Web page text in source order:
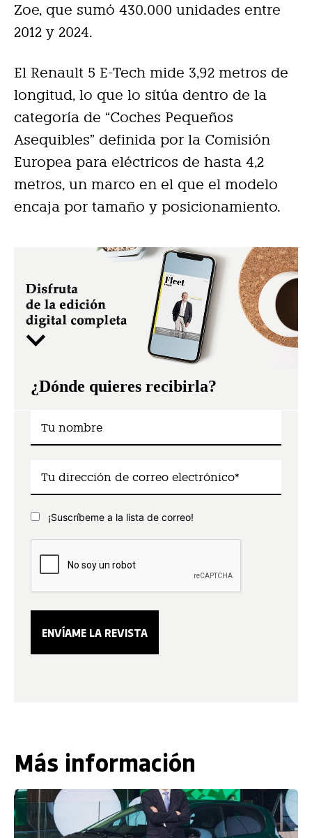
Zoe, que sumó 430.000 unidades entre
2012 y 2024.
El Renault 5 E-Tech mide 3,92 metros de
longitud, lo que lo sitúa dentro de la
categoría de “Coches Pequeños
Asequibles” definida por la Comisión
Europea para eléctricos de hasta 4,2
metros, un marco en el que el modelo
encaja por tamaño y posicionamiento.
¿Dónde quieres recibirla?
¡Suscríbeme a la lista de correo!
Más información